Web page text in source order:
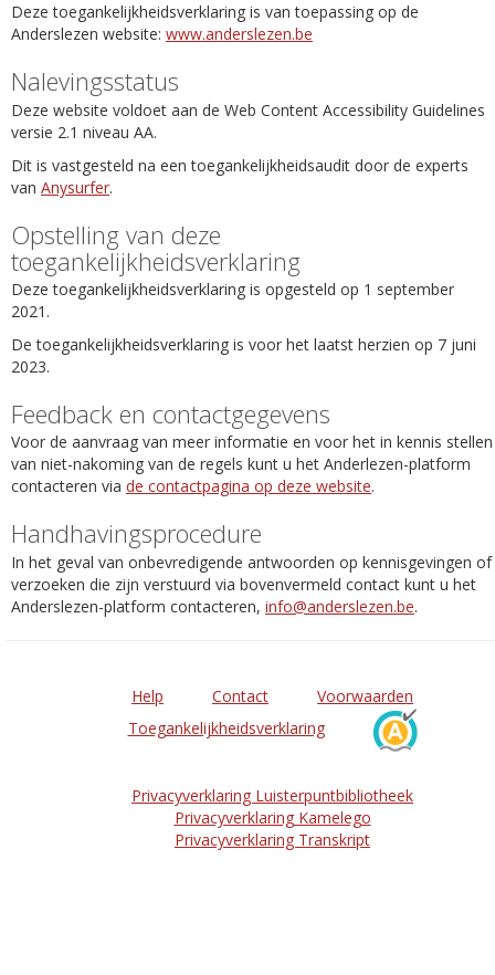
Deze toegankelijkheidsverklaring is van toepassing op de
Anderslezen website: www.anderslezen.be
Nalevingsstatus
Deze website voldoet aan de Web Content Accessibility Guidelines
versie 2.1 niveau AA.
Dit is vastgesteld na een toegankelijkheidsaudit door de experts
van Anysurfer.
Opstelling van deze
toegankelijkheidsverklaring
Deze toegankelijkheidsverklaring is opgesteld op 1 september
2021.
De toegankelijkheidsverklaring is voor het laatst herzien op 7 juni
2023.
Feedback en contactgegevens
Voor de aanvraag van meer informatie en voor het in kennis stellen
van niet-nakoming van de regels kunt u het Anderlezen-platform
contacteren via de contactpagina op deze website.
Handhavingsprocedure
In het geval van onbevredigende antwoorden op kennisgevingen of
verzoeken die zijn verstuurd via bovenvermeld contact kunt u het
Anderslezen-platform contacteren, info@anderslezen.be.
Help Contact
Voorwaarden
Toegankelijkheidsverklaring
Privacyverklaring Luisterpuntbibliotheek
Privacyverklaring Kamelego
Privacyverklaring Transkript